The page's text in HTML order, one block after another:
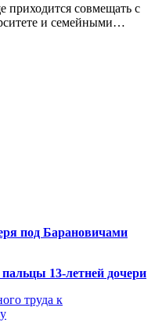
приходится совмещать с
и семейными…
под Барановичами
13-летней дочери
труда к